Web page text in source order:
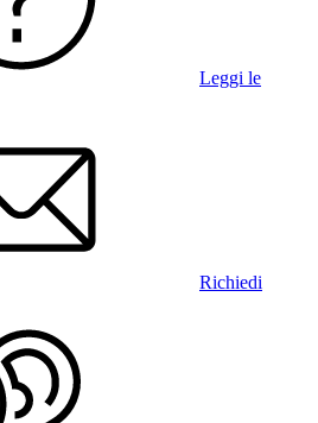
Leggi le
Richiedi